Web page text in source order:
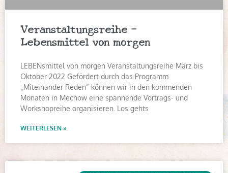
Veranstaltungsreihe –
Lebensmittel von morgen
LEBENsmittel von morgen Veranstaltungsreihe März bis
Oktober 2022 Gefördert durch das Programm
„Miteinander Reden“ können wir in den kommenden
Monaten in Mechow eine spannende Vortrags- und
Workshopreihe organisieren. Los gehts
WEITERLESEN »